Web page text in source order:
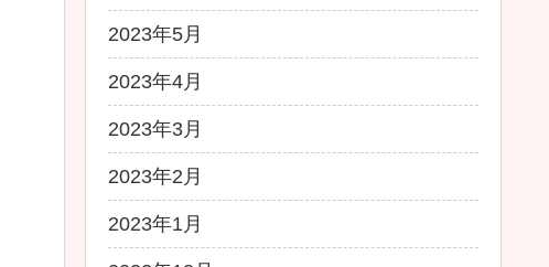
2023年5月
2023年4月
2023年3月
2023年2月
2023年1月